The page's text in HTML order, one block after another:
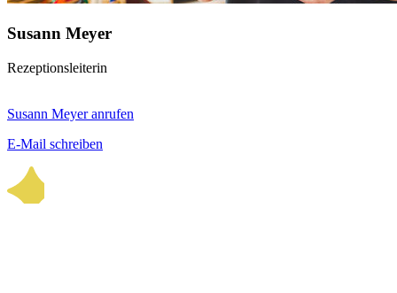
Susann Meyer
Rezeptionsleiterin
Susann Meyer anrufen
E-Mail schreiben